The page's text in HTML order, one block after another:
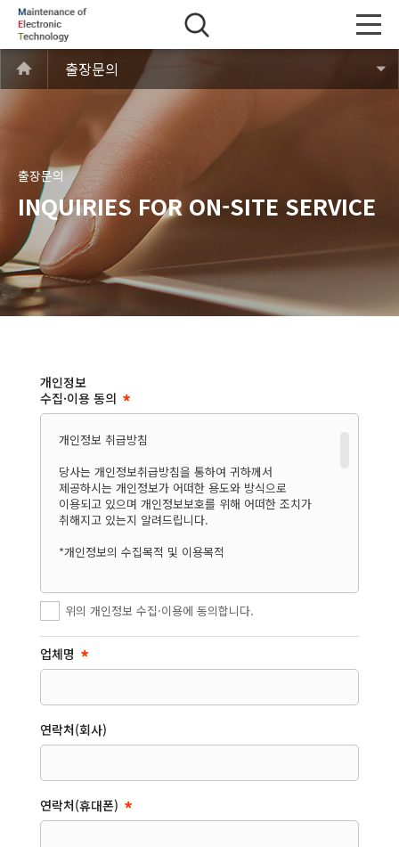
출장문의
출장문의
INQUIRIES FOR ON-SITE SERVICE
개인정보
수집·이용 동의
개인정보 취급방침
당사는 개인정보취급방침을 통하여 귀하께서
제공하시는 개인정보가 어떠한 용도와 방식으로
이용되고 있으며 개인정보보호를 위해 어떠한 조치가
취해지고 있는지 알려드립니다.
*개인정보의 수집목적 및 이용목적
귀하에게 최적의 서비스를 제공하기 위한 목적으로
귀하의 개인정보를 수집·이용하고 있습니다.  수집하는
개인정보 항목에 따른 구체적인 수집목적 및
이용목적은 다음과 같습니다.
참고자료
이용을 위해 필요한 최소한의 개인정보만을
수집합니다.
위의 개인정보 수집·이용에 동의합니다.
업체명
연락처(회사)
연락처(휴대폰)